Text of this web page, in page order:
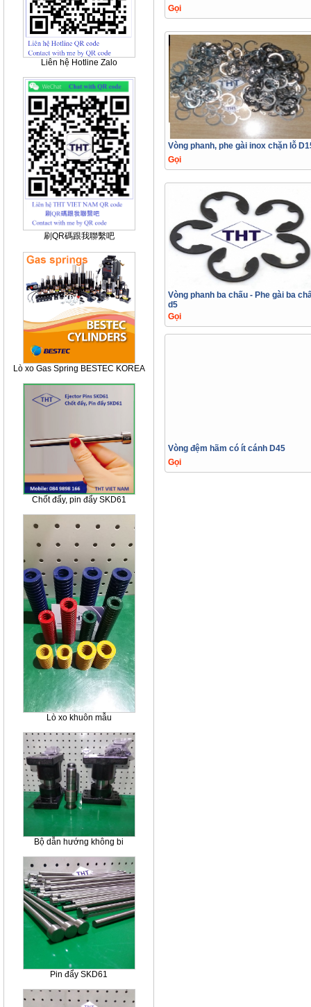
Liên hệ Hotline Zalo
刷QR碼跟我聯繫吧
Lò xo Gas Spring BESTEC KOREA
Chốt đẩy, pin đẩy SKD61
Lò xo khuôn mẫu
Bộ dẫn hướng không bi
Pin đẩy SKD61
Gọi
Vòng phanh, phe gài inox chặn lỗ
Gọi
Vòng phanh ba chấu - Phe gài ba
d5
Gọi
Vòng đệm hãm có ít cánh D45
Gọi